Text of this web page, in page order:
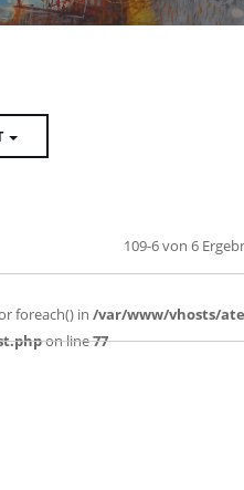
109-6 von 6
foreach() in /var/www/vhosts/
on line77